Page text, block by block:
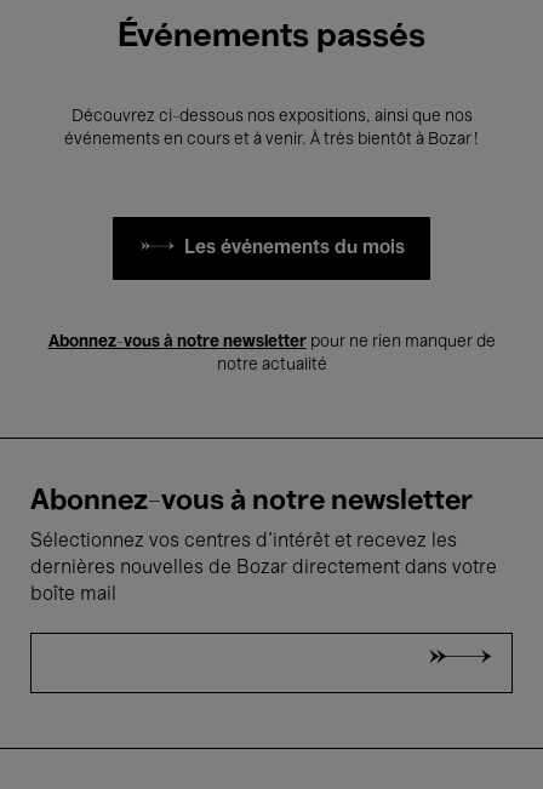
Événements passés
Découvrez ci-dessous nos expositions, ainsi que nos
événements en cours et à venir. À très bientôt à Bozar !
Les événements du mois
Abonnez-vous à notre newsletterpour ne rien manquer de
notre actualité
Abonnez-vous à notre newsletter
Sélectionnez vos centres d'intérêt et recevez les
dernières nouvelles de Bozar directement dans votre
boîte mail